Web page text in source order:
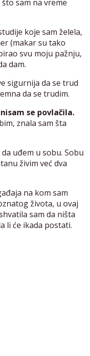
sam na vreme
koje sam želela,
(makar su tako
svu moju pažnju,
dam.
sigurnija da se trud
da se trudim.
se povlačila.
znala sam šta
uđem u sobu. Sobu
živim već dva
na kom sam
života, u ovaj
sam da ništa
li će ikada postati.